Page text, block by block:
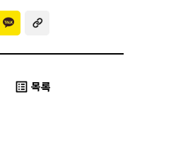
list_alt 목록